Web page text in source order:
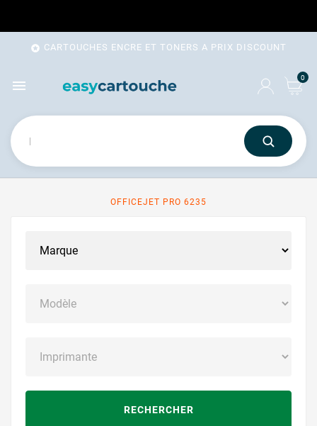
 CARTOUCHES ENCRE ET TONERS A PRIX DISCOUNT
 0
OFFICEJET PRO 6235
RECHERCHER